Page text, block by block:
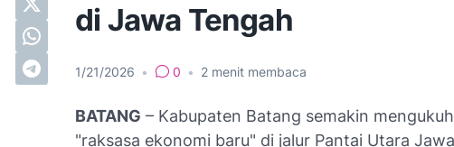
di Jawa Tengah
1/21/2026 • 0 • 2 menit membaca
BATANG – Kabupaten Batang semakin
"raksasa ekonomi baru" di jalur Pantai Utara